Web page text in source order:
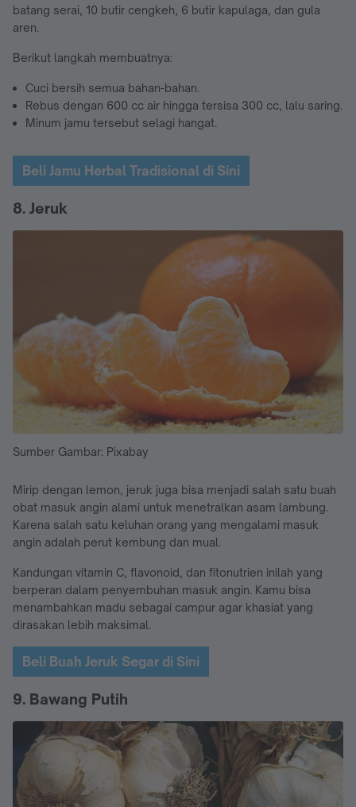
batang serai, 10 butir cengkeh, 6 butir kapulaga, dan gula
aren.
Berikut langkah membuatnya:
Cuci bersih semua bahan-bahan.
Rebus dengan 600 cc air hingga tersisa 300 cc, lalu saring.
Minum jamu tersebut selagi hangat.
Beli Jamu Herbal Tradisional di Sini
8. Jeruk
Sumber Gambar: Pixabay
Mirip dengan lemon, jeruk juga bisa menjadi salah satu buah
obat masuk angin alami untuk menetralkan asam lambung.
Karena salah satu keluhan orang yang mengalami masuk
angin adalah perut kembung dan mual.
Kandungan vitamin C, flavonoid, dan fitonutrien inilah yang
berperan dalam penyembuhan masuk angin. Kamu bisa
menambahkan madu sebagai campur agar khasiat yang
dirasakan lebih maksimal.
Beli Buah Jeruk Segar di Sini
9. Bawang Putih